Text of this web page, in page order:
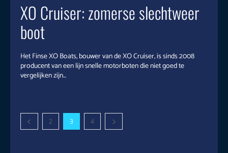
XO Cruiser: zomerse slechtweer
boot
Het Finse XO Boats, bouwer van de XO Cruiser, is sinds 2008
producent van een lijn snelle motorboten die niet goed te
vergelijken zijn...
2 3 4